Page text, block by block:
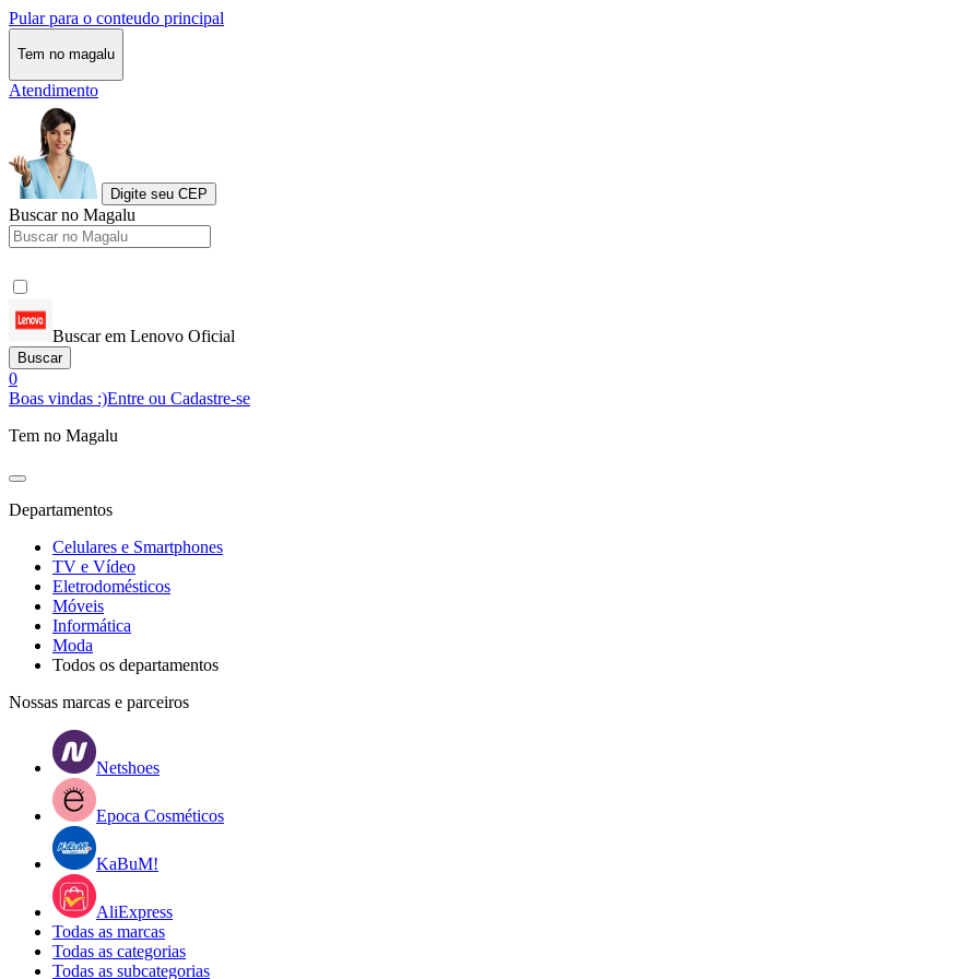
Pular para o conteudo principal
Tem no magalu
Atendimento
Digite seu CEP
Buscar no Magalu
Buscar em Lenovo Oficial
Buscar
0
Boas vindas :)Entre ou Cadastre-se
Tem no Magalu
Departamentos
Celulares e Smartphones
TV e Vídeo
Eletrodomésticos
Móveis
Informática
Moda
Todos os departamentos
Nossas marcas e parceiros
Netshoes
Epoca Cosméticos
KaBuM!
AliExpress
Todas as marcas
Todas as categorias
Todas as subcategorias